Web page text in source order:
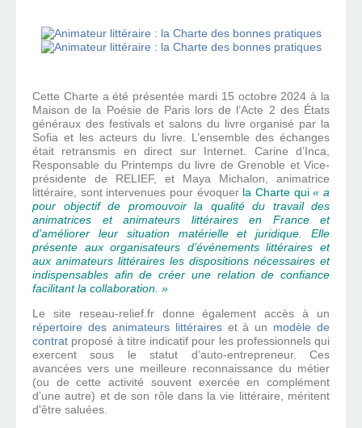
Cette Charte a été présentée mardi 15 octobre 2024 à la
Maison de la Poésie de Paris lors de l’Acte 2 des États
généraux des festivals et salons du livre organisé par la
Sofia et les acteurs du livre. L’ensemble des échanges
était retransmis en direct sur Internet. Carine d’Inca,
Responsable du Printemps du livre de Grenoble et Vice-
présidente de RELIEF, et Maya Michalon, animatrice
littéraire, sont intervenues pour évoquer la Charte qui« a
pour objectif de promouvoir la qualité du travail des
animatrices et animateurs littéraires en France et
d’améliorer leur situation matérielle et juridique. Elle
présente aux organisateurs d’événements littéraires et
aux animateurs littéraires les dispositions nécessaires et
indispensables afin de créer une relation de confiance
facilitant la collaboration. »
Le site reseau-relief.fr donne également accès à un
répertoire des animateurs littéraireset à un modèle de
contrat proposé à titre indicatif pour les professionnels qui
exercent sous le statut d’auto-entrepreneur. Ces
avancées vers une meilleure reconnaissance du métier
(ou de cette activité souvent exercée en complément
d’une autre) et de son rôle dans la vie littéraire, méritent
d'être saluées.